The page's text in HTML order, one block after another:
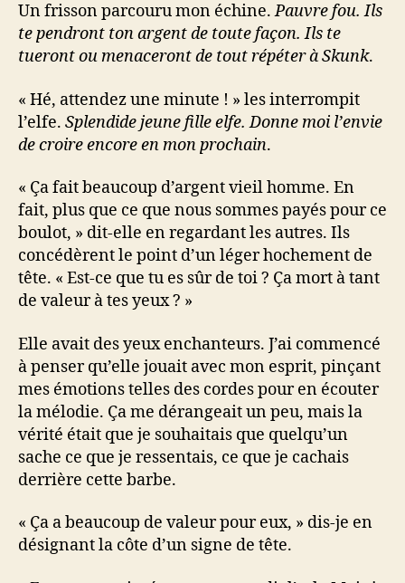
Un frisson parcouru mon échine.Pauvre fou. Ils
te pendront ton argent de toute façon. Ils te
tueront ou menaceront de tout répéter à Skunk.
« Hé, attendez une minute ! » les interrompit
l’elfe. Splendide jeune fille elfe. Donne moi l’envie
de croire encore en mon prochain.
« Ça fait beaucoup d’argent vieil homme. En
fait, plus que ce que nous sommes payés pour ce
boulot, » dit-elle en regardant les autres. Ils
concédèrent le point d’un léger hochement de
tête. « Est-ce que tu es sûr de toi ? Ça mort à tant
de valeur à tes yeux ? »
Elle avait des yeux enchanteurs. J’ai commencé
à penser qu’elle jouait avec mon esprit, pinçant
mes émotions telles des cordes pour en écouter
la mélodie. Ça me dérangeait un peu, mais la
vérité était que je souhaitais que quelqu’un
sache ce que je ressentais, ce que je cachais
derrière cette barbe.
« Ça a beaucoup de valeur pour eux, » dis-je en
désignant la côte d’un signe de tête.